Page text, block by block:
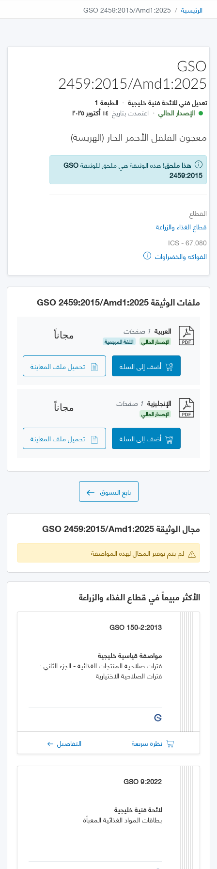
الرئيسية GSO 2459:2015/Amd1:2025
GSO
2459:2015/Amd1:2025
تعديل فني للائحة فنية خليجية · الطبعة 1
الإصدار الحالي · اعتمدت بتاريخ ١٤ أكتوبر ٢٠٢٥
معجون الفلفل الأحمر الحار (الهريسة)
هذا ملحق! هذه الوثيقة هي ملحق للوثيقةGSO
2459:2015
القطاع
قطاع الغذاء والزراعة
ICS - 67.080
الفواكه والخضراوات
ملفات الوثيقة GSO 2459:2015/Amd1:2025
العربية 1 صفحات
الإصدار الحالي اللغة المرجعية
مجاناً
أضف إلى السلة تحميل ملف المعاينة
الإنجليزية 1 صفحات
الإصدار الحالي
مجاناً
أضف إلى السلة تحميل ملف المعاينة
تابع التسوق
مجال الوثيقة GSO 2459:2015/Amd1:2025
لم يتم توفير المجال لهذه المواصفة
الأكثر مبيعاً في قطاع الغذاء والزراعة
GSO 150-2:2013
مواصفة قياسية خليجية
فترات صلاحية المنتجات الغذائية - الجزء الثاني :
فترات الصلاحية الاختيارية
نظرة سريعة التفاصيل
GSO 9:2022
لائحة فنية خليجية
بطاقات المواد الغذائية المعبأة